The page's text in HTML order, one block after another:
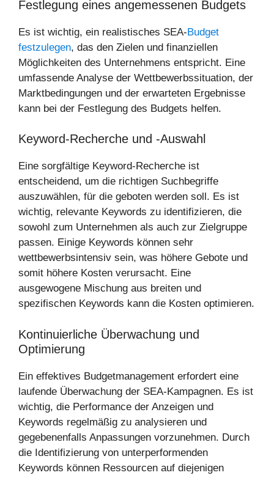
Festlegung eines angemessenen Budgets
Es ist wichtig, ein realistisches SEA-Budget
festzulegen, das den Zielen und finanziellen
Möglichkeiten des Unternehmens entspricht. Eine
umfassende Analyse der Wettbewerbssituation, der
Marktbedingungen und der erwarteten Ergebnisse
kann bei der Festlegung des Budgets helfen.
Keyword-Recherche und -Auswahl
Eine sorgfältige Keyword-Recherche ist
entscheidend, um die richtigen Suchbegriffe
auszuwählen, für die geboten werden soll. Es ist
wichtig, relevante Keywords zu identifizieren, die
sowohl zum Unternehmen als auch zur Zielgruppe
passen. Einige Keywords können sehr
wettbewerbsintensiv sein, was höhere Gebote und
somit höhere Kosten verursacht. Eine
ausgewogene Mischung aus breiten und
spezifischen Keywords kann die Kosten optimieren.
Kontinuierliche Überwachung und
Optimierung
Ein effektives Budgetmanagement erfordert eine
laufende Überwachung der SEA-Kampagnen. Es ist
wichtig, die Performance der Anzeigen und
Keywords regelmäßig zu analysieren und
gegebenenfalls Anpassungen vorzunehmen. Durch
die Identifizierung von unterperformenden
Keywords können Ressourcen auf diejenigen